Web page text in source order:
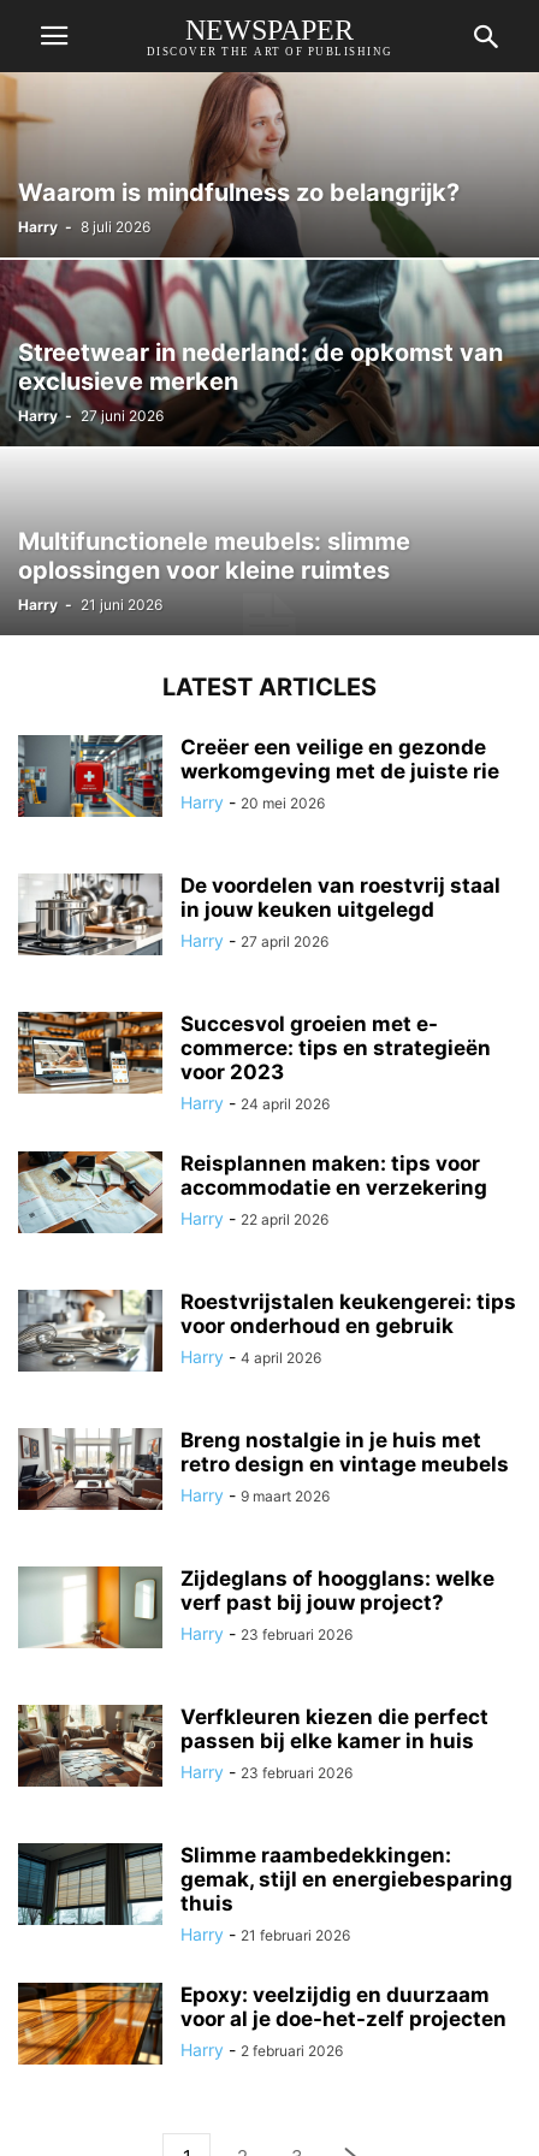
NEWSPAPER
DISCOVER THE ART OF PUBLISHING
Waarom is mindfulness zo belangrijk?
Harry - 8 juli 2026
Streetwear in nederland: de opkomst van
exclusieve merken
Harry - 27 juni 2026
Multifunctionele meubels: slimme
oplossingen voor kleine ruimtes
Harry - 21 juni 2026
LATEST ARTICLES
Creëer een veilige en gezonde
werkomgeving met de juiste rie
Harry - 20 mei 2026
De voordelen van roestvrij staal
in jouw keuken uitgelegd
Harry - 27 april 2026
Succesvol groeien met e-
commerce: tips en strategieën
voor 2023
Harry - 24 april 2026
Reisplannen maken: tips voor
accommodatie en verzekering
Harry - 22 april 2026
Roestvrijstalen keukengerei: tips
voor onderhoud en gebruik
Harry - 4 april 2026
Breng nostalgie in je huis met
retro design en vintage meubels
Harry - 9 maart 2026
Zijdeglans of hoogglans: welke
verf past bij jouw project?
Harry - 23 februari 2026
Verfkleuren kiezen die perfect
passen bij elke kamer in huis
Harry - 23 februari 2026
Slimme raambedekkingen:
gemak, stijl en energiebesparing
thuis
Harry - 21 februari 2026
Epoxy: veelzijdig en duurzaam
voor al je doe-het-zelf projecten
Harry - 2 februari 2026